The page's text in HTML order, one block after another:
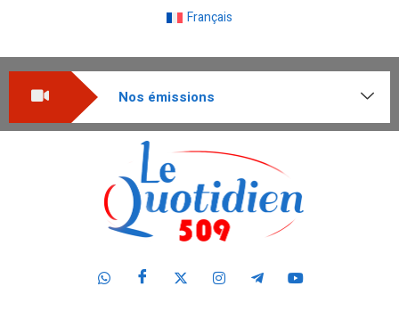
Français
Nos émissions